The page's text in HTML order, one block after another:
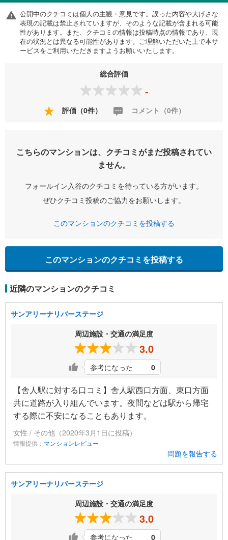
公開中のクチコミは個人の主観・意見です。誤った内容や大げさな
表現の記載は禁止されていますが、そのような記載が含まれる可能
性があります。また、クチコミの情報は投稿時点の情報であり、現
在の状況とは異なる可能性があります。ご理解いただいた上で本サ
ービスをご利用いただきますようお願いいたします。
総合評価
-
評価（0件） コメント（0件）
こちらのマンションは、クチコミがまだ投稿されてい
ません。
フォールイン入谷のクチコミを待っている方がいます。
ぜひクチコミ投稿のご協力をお願いします。
このマンションのクチコミを投稿する
このマンションのクチコミを投稿する
近隣のマンションのクチコミ
サンアリーナリバーステージ
周辺施設・交通の満足度
3.0
参考になった 0
【舎人駅に対する口コミ】舎人駅西口方面、東口方面
共に道路が入り組んでいます。夜間などは駅から帰宅
する際に不安になることもあります。
女性 / その他（2020年3月1日に投稿）
情報提供： マンションレビュー
問題を報告する
サンアリーナリバーステージ
周辺施設・交通の満足度
3.0
参考になった 0